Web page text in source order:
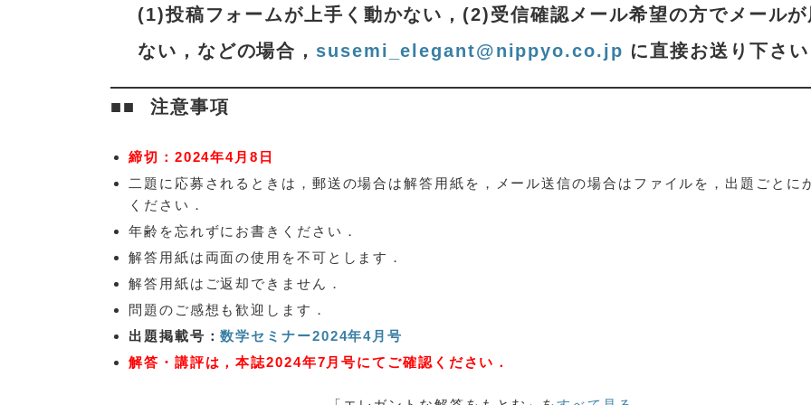
(1)投稿フォームが上手く動かない，(2)受信確認メール希望の方でメールが
ない，などの場合， susemi_elegant@nippyo.co.jp に直接お送り下さい
注意事項
締切：2024年4月8日
二題に応募されるときは，郵送の場合は解答用紙を，メール送信の場合はファイルを，出題ごとに
ください．
年齢を忘れずにお書きください．
解答用紙は両面の使用を不可とします．
解答用紙はご返却できません．
問題のご感想も歓迎します．
出題掲載号：数学セミナー2024年4月号
解答・講評は，本誌2024年7月号にてご確認ください．